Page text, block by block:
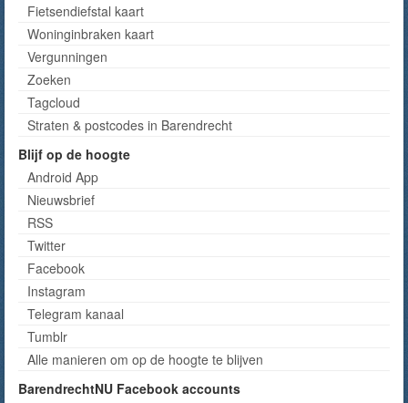
Fietsendiefstal kaart
Woninginbraken kaart
Vergunningen
Zoeken
Tagcloud
Straten & postcodes in Barendrecht
Blijf op de hoogte
Android App
Nieuwsbrief
RSS
Twitter
Facebook
Instagram
Telegram kanaal
Tumblr
Alle manieren om op de hoogte te blijven
BarendrechtNU Facebook accounts